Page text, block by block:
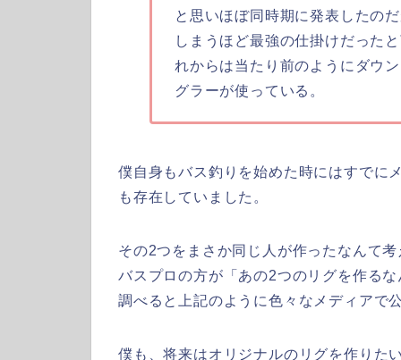
と思いほぼ同時期に発表したの
しまうほど最強の仕掛けだった
れからは当たり前のようにダウ
グラーが使っている。
僕自身もバス釣りを始めた時にはすでに
も存在していました。
その2つをまさか同じ人が作ったなんて
バスプロの方が「あの2つのリグを作る
調べると上記のように色々なメディアで
僕も、将来はオリジナルのリグを作りた